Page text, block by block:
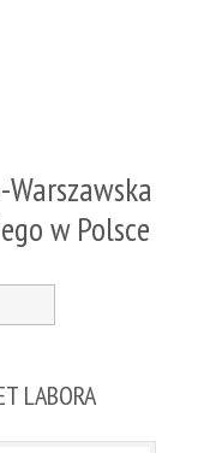
w Polsce
LABORA